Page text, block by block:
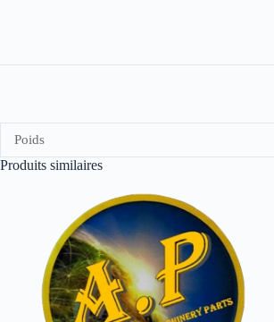
Poids
Produits similaires